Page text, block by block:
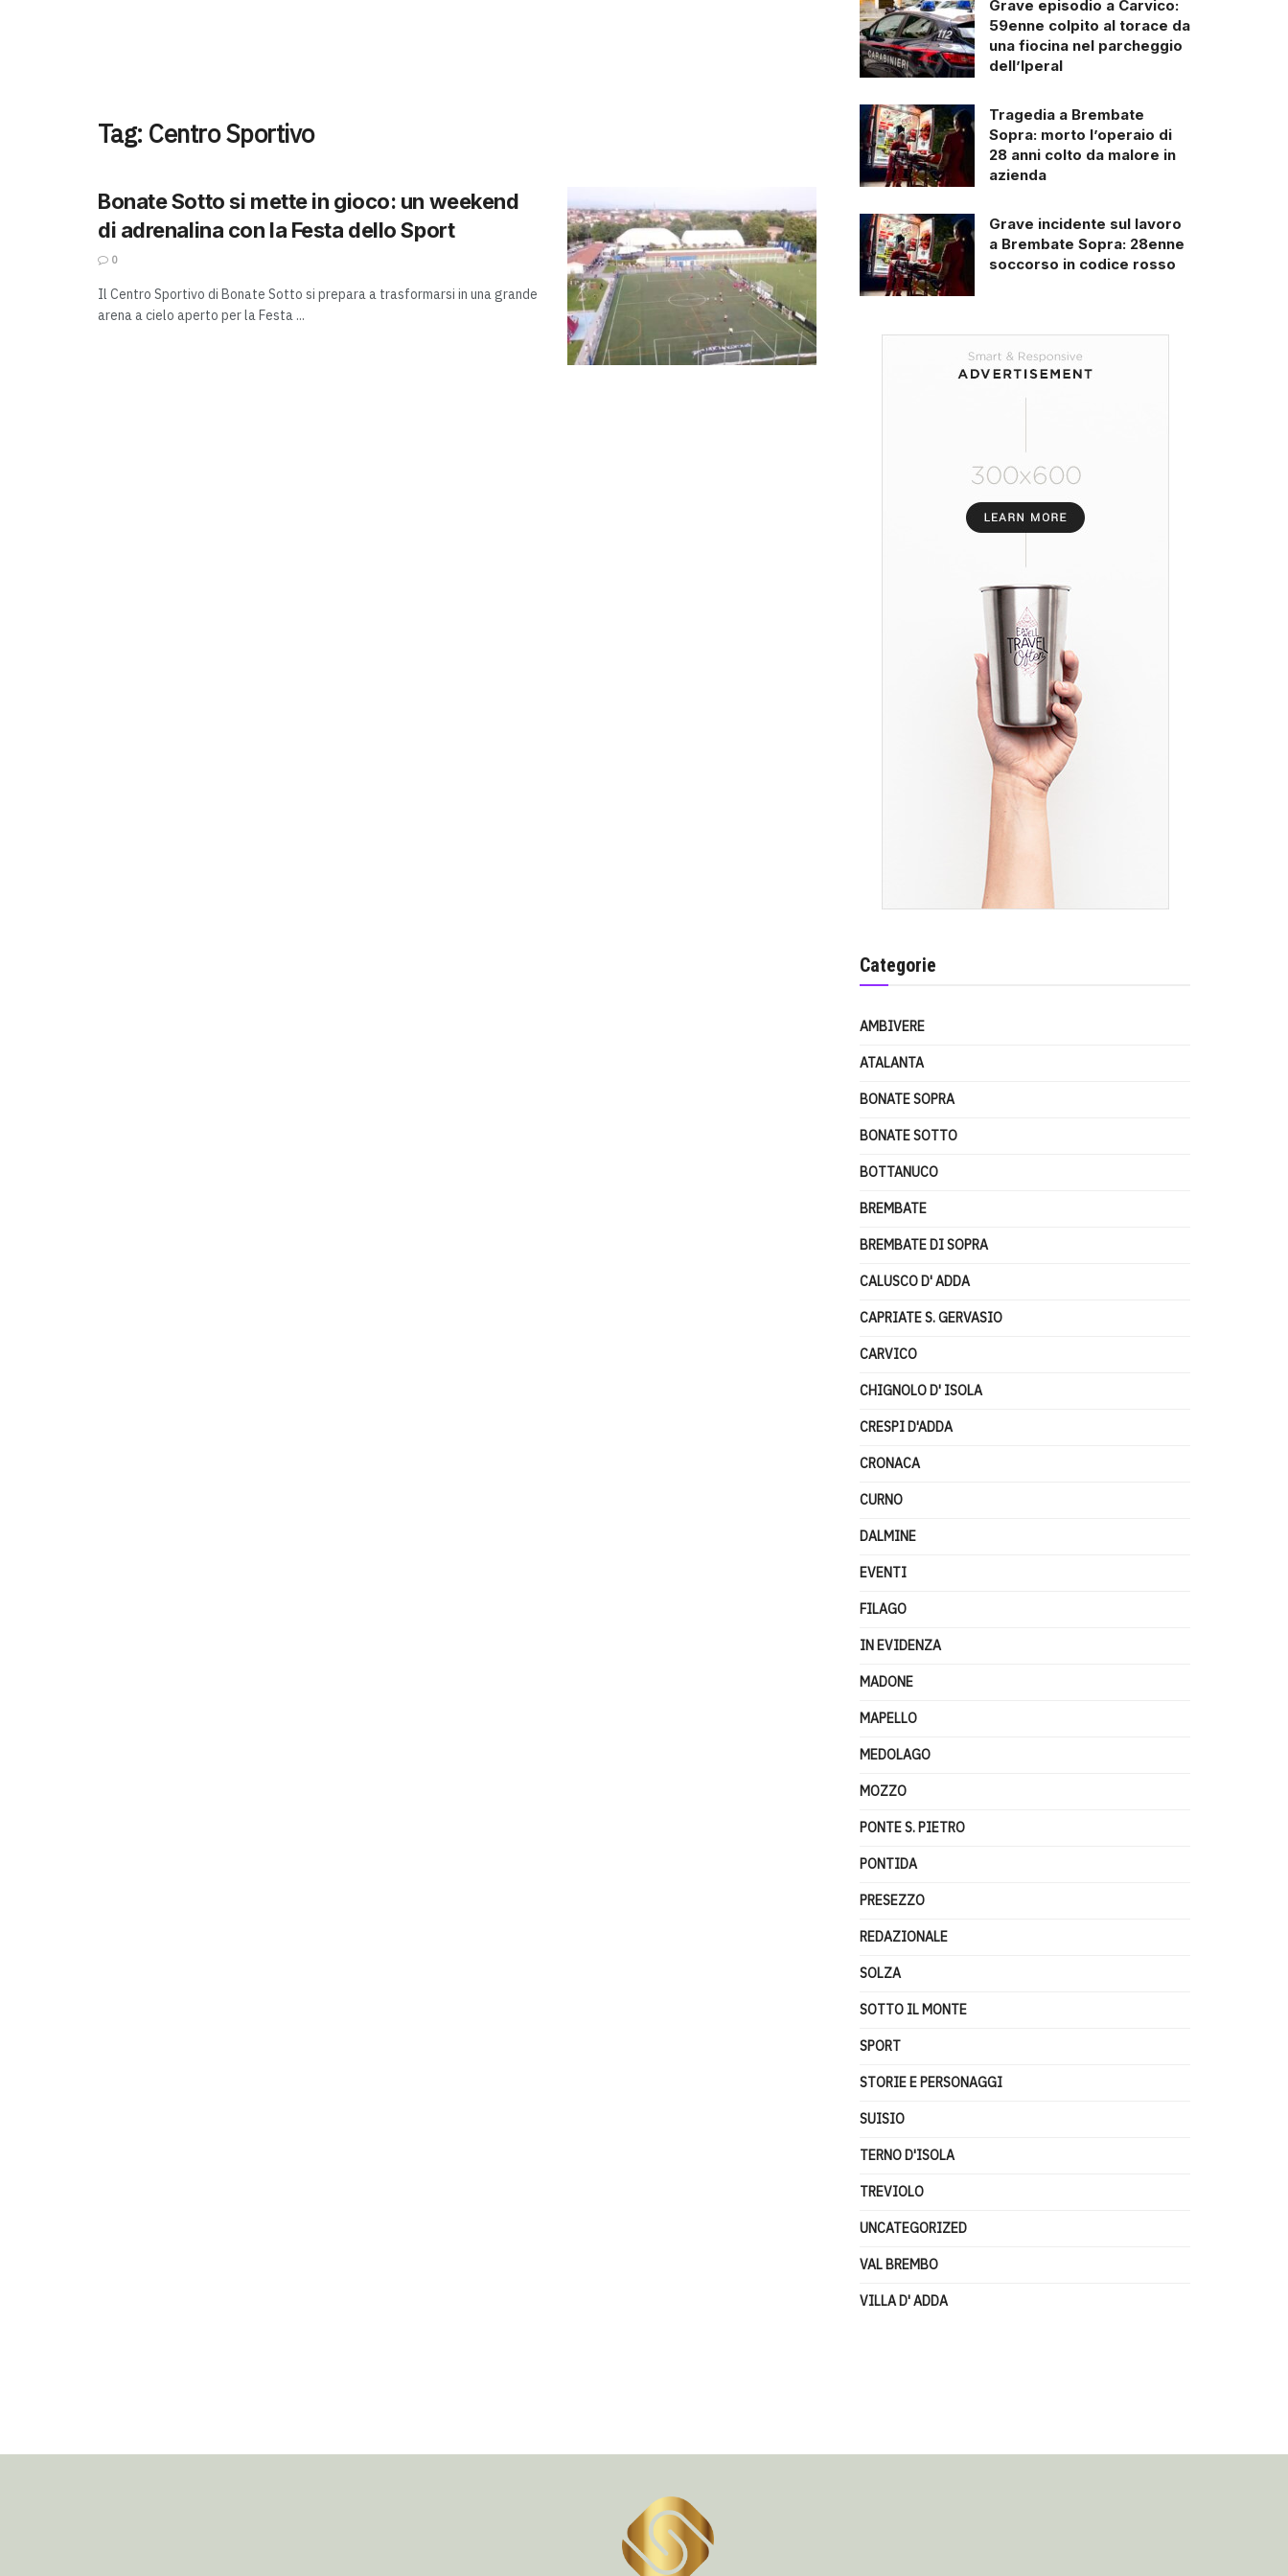
Tag: Centro Sportivo
Bonate Sotto si mette in gioco: un weekend
di adrenalina con la Festa dello Sport
0
Il Centro Sportivo di Bonate Sotto si prepara a trasformarsi in una grande
arena a cielo aperto per la Festa ...
Grave episodio a Carvico:
59enne colpito al torace da
una fiocina nel parcheggio
dell’Iperal
Tragedia a Brembate
Sopra: morto l’operaio di
28 anni colto da malore in
azienda
Grave incidente sul lavoro
a Brembate Sopra: 28enne
soccorso in codice rosso
Categorie
AMBIVERE
ATALANTA
BONATE SOPRA
BONATE SOTTO
BOTTANUCO
BREMBATE
BREMBATE DI SOPRA
CALUSCO D' ADDA
CAPRIATE S. GERVASIO
CARVICO
CHIGNOLO D' ISOLA
CRESPI D'ADDA
CRONACA
CURNO
DALMINE
EVENTI
FILAGO
IN EVIDENZA
MADONE
MAPELLO
MEDOLAGO
MOZZO
PONTE S. PIETRO
PONTIDA
PRESEZZO
REDAZIONALE
SOLZA
SOTTO IL MONTE
SPORT
STORIE E PERSONAGGI
SUISIO
TERNO D'ISOLA
TREVIOLO
UNCATEGORIZED
VAL BREMBO
VILLA D' ADDA